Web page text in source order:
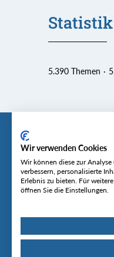
Statistik
5.390 Themen
Tourentipp
Über uns
Wir verwenden Cookies
Wir können diese zur
verbessern, personalisierte
Erlebnis zu bieten. Für
öffnen Sie die Einstellungen.